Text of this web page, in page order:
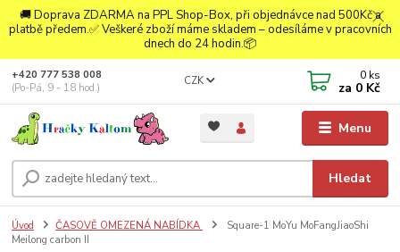
🚚 Doprava ZDARMA na PPL Shop-Box, při objednávce nad 500Kč a
platbě předem.✅ Veškeré zboží máme skladem – odesíláme v pracovních
dnech do 24 hodin.📦
Menu
CZK
Hledat
+420 777 538 008
(Po-Pá, 9 - 18 hod.)
0 ks
za 0 Kč
Úvod ČASOVĚ OMEZENÁ NABÍDKA
Square-1 MoYu MoFangJiaoShi
Meilong carbon II